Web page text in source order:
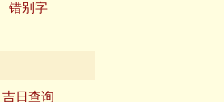
错别字
吉日查询